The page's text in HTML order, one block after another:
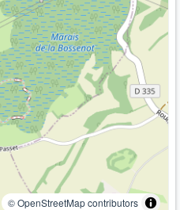
© OpenStreetMap contributors